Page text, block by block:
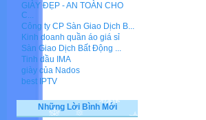
GIÀY ĐẸP - AN TOÀN CHO
C...
Công ty CP Sàn Giao Dịch B...
Kinh doanh quần áo giá sỉ
Sàn Giao Dịch Bất Động ...
Tinh dầu IMA
giày của Nados
best IPTV
Những Lời Bình Mới